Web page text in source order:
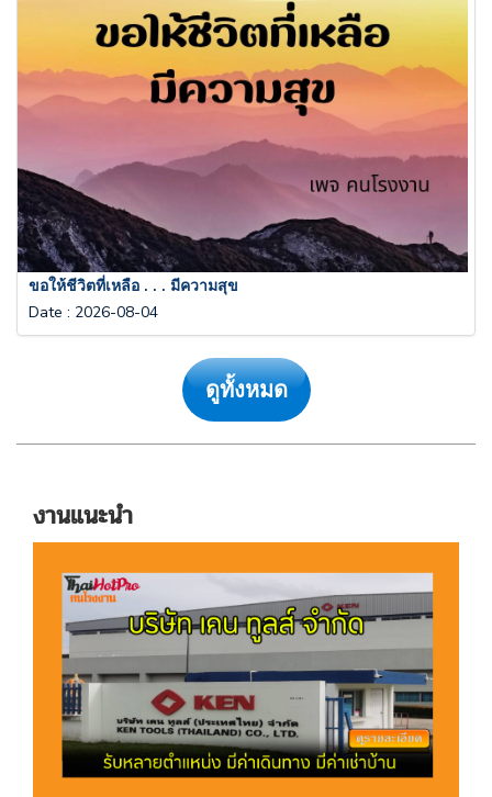
ขอให้ชีวิตที่เหลือ . . . มีความสุข
Date : 2026-08-04
ดูทั้งหมด
งานแนะนำ